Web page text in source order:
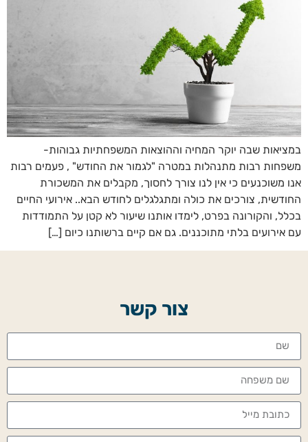
במציאות שבה יוקר המחיה וההוצאות המשפחתיות גבוהות-
משפחות רבות מתנהלות במטרה "לגמור את החודש" , פעמים רבות
אנו משוכנעים כי אין לנו צורך לחסוך, מקבלים את המשכורת
החודשית, צורכים את כולה ומתגלגלים לחודש הבא.. אירועי החיים
בכלל, והקורונה בפרט, לימדו אותנו שיעור לא קטן על התמודדות
עם אירועים בלתי מתוכננים. גם אם קיים ברשותנו כיום […]
צור קשר